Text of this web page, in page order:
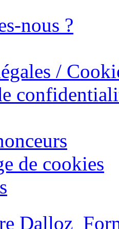
nous ?
/
de cookies
Dalloz